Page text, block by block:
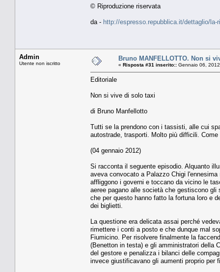
© Riproduzione riservata
da - http://espresso.repubblica.it/dettaglio/la-
Admin
Utente non iscritto
Bruno MANFELLOTTO. Non si
« Risposta #31 inserito:: Gennaio 06,
Editoriale
Non si vive di solo taxi
di Bruno Manfellotto
Tutti se la prendono con i tassisti, alle cui
autostrade, trasporti. Molto più difficili.
(04 gennaio 2012)
Si racconta il seguente episodio. Alquanto
aveva convocato a Palazzo Chigi
affliggono i governi e toccano da vicino le
aeree pagano alle società che gestiscono
che per questo hanno fatto la fortuna loro e
dei biglietti.
La questione era delicata assai perché
rimettere i conti a posto e che dunque mal
Fiumicino. Per risolvere finalmente la
(Benetton in testa) e gli amministratori della
del gestore e penalizza i bilanci delle
invece giustificavano gli aumenti proprio per